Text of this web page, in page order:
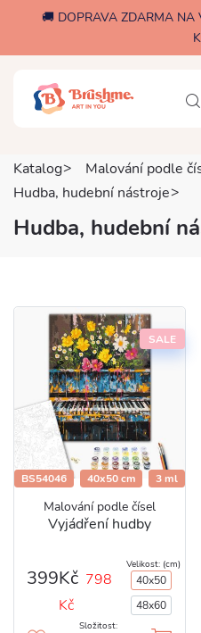
🚚 DOPRAVA ZDARMA NA
Katalog
Malování podle
Hudba, hudební nástroje
Hudba, hudební
SALE
BS54046 40x50 cm 3 ml
Malování podle čísel
Vyjádření hudby
399Kč 798
Kč
Velikost: (cm)
40x50
48x60
Složitost: